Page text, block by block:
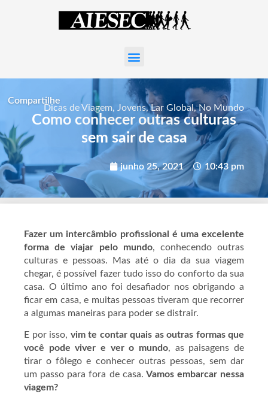
Dicas de Viagem, Jovens,Lar Global,No Mundo
Como conhecer outras culturas
sem sair de casa
junho 25, 2021 10:43 pm
Fazer um intercâmbio profissional é uma excelente
forma de viajar pelo mundo, conhecendo outras
culturas e pessoas. Mas até o dia da sua viagem
chegar, é possível fazer tudo isso do conforto da sua
casa. O último ano foi desafiador nos obrigando a
ficar em casa, e muitas pessoas tiveram que recorrer
a algumas maneiras para poder se distrair.
E por isso, vim te contar quais as outras formas que
você pode viver e ver o mundo, as paisagens de
tirar o fôlego e conhecer outras pessoas, sem dar
um passo para fora de casa. Vamos embarcar nessa
viagem?
Compartilhe